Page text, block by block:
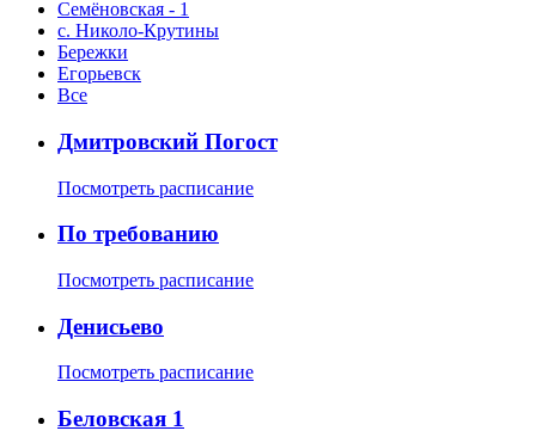
Семёновская - 1
с. Николо-Крутины
Бережки
Егорьевск
Все
Дмитровский Погост
Посмотреть расписание
По требованию
Посмотреть расписание
Денисьево
Посмотреть расписание
Беловская 1